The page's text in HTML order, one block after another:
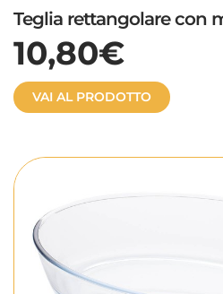
Teglia rettangolare con
10,80€
VAI AL PRODOTTO